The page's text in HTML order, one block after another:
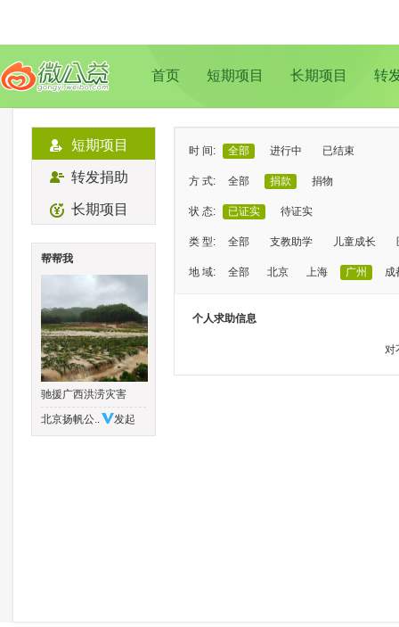
首页 短期项目 长期项目 转
短期项目
转发捐助
长期项目
帮帮我
驰援广西洪涝灾害
北京扬帆公..
发起
时 间: 全部 进行中 已结束
方 式: 全部 捐款 捐物
状 态: 已证实 待证实
类 型: 全部 支教助学 儿童成长
地 域: 全部 北京 上海 广州 成
个人求助信息
对